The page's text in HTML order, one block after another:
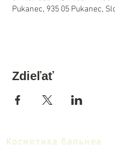
Pukanec, 935 05 Pukanec,
Zdieľať
Косметика бальнеа